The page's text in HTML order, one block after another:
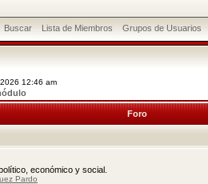
Buscar Lista de Miembros Grupos de Usuarios
12:46 am
Foro
económico y social.
Pardo